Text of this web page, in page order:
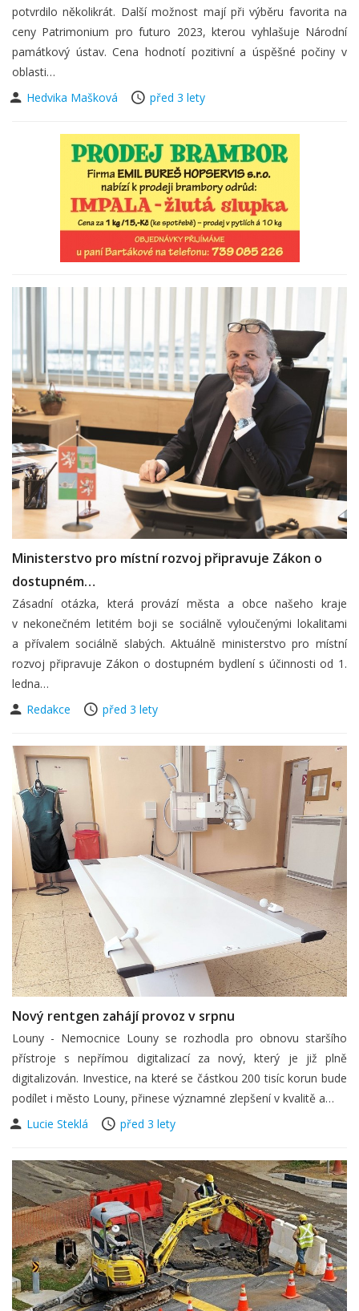
potvrdilo několikrát. Další možnost mají při výběru favorita na
ceny Patrimonium pro futuro 2023, kterou vyhlašuje Národní
památkový ústav. Cena hodnotí pozitivní a úspěšné počiny v
oblasti…
Hedvika Mašková
před 3 lety
Ministerstvo pro místní rozvoj připravuje Zákon o
dostupném…
Zásadní otázka, která provází města a obce našeho kraje
v nekonečném letitém boji se sociálně vyloučenými lokalitami
a přívalem sociálně slabých. Aktuálně ministerstvo pro místní
rozvoj připravuje Zákon o dostupném bydlení s účinnosti od 1.
ledna…
Redakce
před 3 lety
Nový rentgen zahájí provoz v srpnu
Louny - Nemocnice Louny se rozhodla pro obnovu staršího
přístroje s nepřímou digitalizací za nový, který je již plně
digitalizován. Investice, na které se částkou 200 tisíc korun bude
podílet i město Louny, přinese významné zlepšení v kvalitě a…
Lucie Steklá
před 3 lety